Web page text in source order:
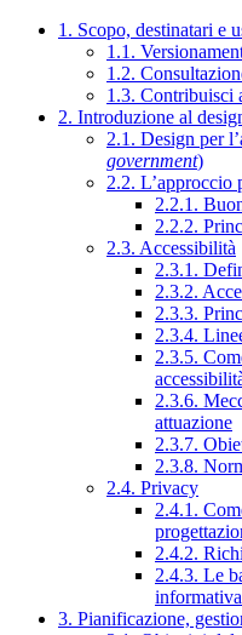
1. Scopo, destinatari e
1.1.
1.2.
1.3. Contribuisci
2. Introduzione al
2.1. Design per
government)
2.2. L’approccio
2.2.1.
2.2.2.
2.3. Accessibilità
2.3.1.
2.3.2.
2.3.3.
2.3.4.
2.3.5.
2.3.6.
attuazione
2.3.7.
2.3.8.
2.4. Privacy
2.4.1.
2.4.2.
2.4.3. Le
3. Pianificazione,